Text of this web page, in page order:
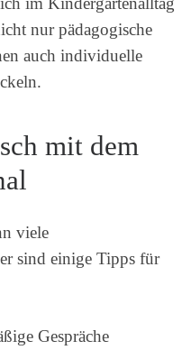
nur pädagogische
auch individuelle
mit dem
viele
sind einige Tipps für
Gespräche